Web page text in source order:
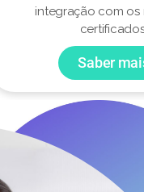
integração com os
Saber